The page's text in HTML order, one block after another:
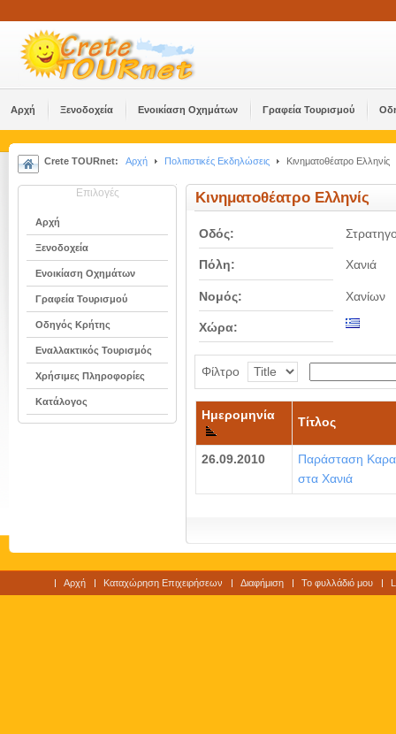
Αρχή Ξενοδοχεία Ενοικίαση Οχημάτων Γραφεία Τουρισμού
Crete TOURnet: Αρχή Πολιτιστικές Εκδηλώσεις Κινηματοθέατρο Ελληνίς
Επιλογές
Αρχή
Ξενοδοχεία
Ενοικίαση Οχημάτων
Γραφεία Τουρισμού
Οδηγός Κρήτης
Εναλλακτικός Τουρισμός
Χρήσιμες Πληροφορίες
Κατάλογος
Κινηματοθέατρο Ελληνίς
Οδός:
Πόλη: Χανιά
Νομός: Χανίων
Χώρα:
Φίλτρο
Ημερομηνία
Τίτλος
26.09.2010
Παράσταση
στα Χανιά
Αρχή Καταχώρηση Επιχειρήσεων Διαφήμιση Το φυλλάδιό μου